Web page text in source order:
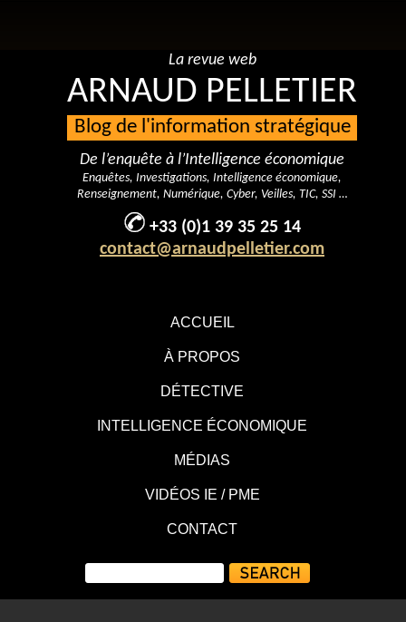
ACCUEIL
À PROPOS
DÉTECTIVE
INTELLIGENCE ÉCONOMIQUE
MÉDIAS
VIDÉOS IE / PME
CONTACT
La revue web
ARNAUD PELLETIER
Blog de l'information stratégique
De l’enquête à l’Intelligence économique
Enquêtes, Investigations, Intelligence économique,
Renseignement, Numérique, Cyber, Veilles, TIC, SSI …
+33 (0)1 39 35 25 14
contact@arnaudpelletier.com